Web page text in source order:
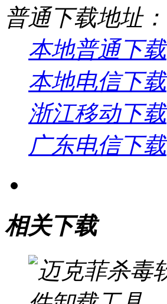
普通下载地址：
本地普通下载
本地电信下载
浙江移动下载
广东电信下载
相关下载